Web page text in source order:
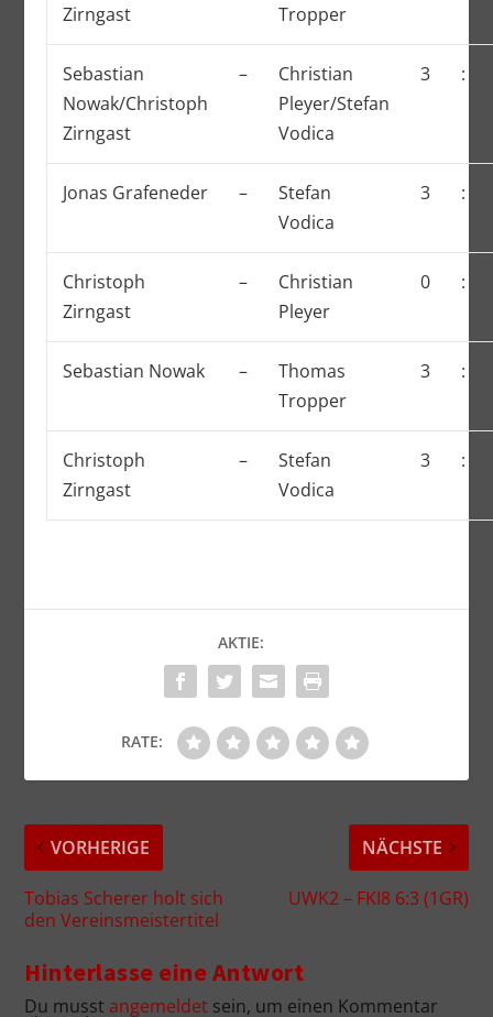
Zirngast
Tropper
Sebastian
Nowak/Christoph
Zirngast
–
Christian
Pleyer/Stefan
Vodica
3 :
Jonas Grafeneder –
Stefan
Vodica
3 :
Christoph
Zirngast
–
Christian
Pleyer
0 :
Sebastian Nowak –
Thomas
Tropper
3 :
Christoph
Zirngast
–
Stefan
Vodica
3 :
AKTIE:
RATE:
VORHERIGE
Tobias Scherer holt sich
den Vereinsmeistertitel
NÄCHSTE
UWK2 – FKI8 6:3 (1GR)
Hinterlasse eine Antwort
Du musst angemeldet sein, um einen Kommentar